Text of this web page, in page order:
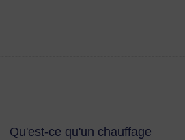
Qu'est-ce qu'un chauffage